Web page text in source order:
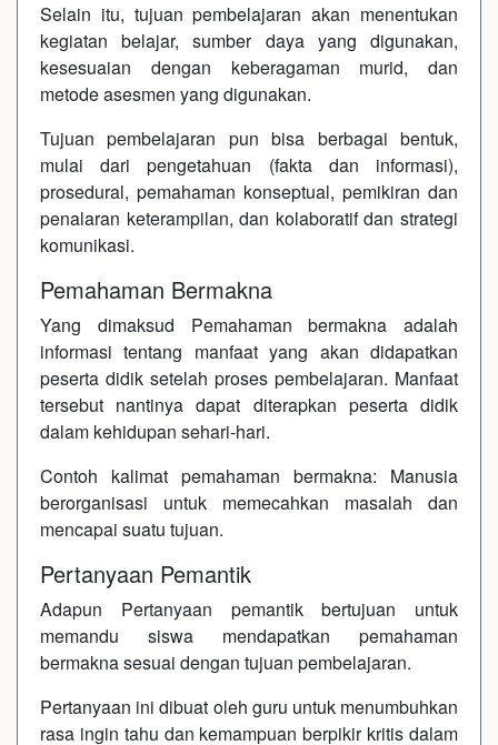
Selain itu, tujuan pembelajaran akan menentukan
kegiatan belajar, sumber daya yang digunakan,
kesesuaian dengan keberagaman murid, dan
metode asesmen yang digunakan.
Tujuan pembelajaran pun bisa berbagai bentuk,
mulai dari pengetahuan (fakta dan informasi),
prosedural, pemahaman konseptual, pemikiran dan
penalaran keterampilan, dan kolaboratif dan strategi
komunikasi.
Pemahaman Bermakna
Yang dimaksud Pemahaman bermakna adalah
informasi tentang manfaat yang akan didapatkan
peserta didik setelah proses pembelajaran. Manfaat
tersebut nantinya dapat diterapkan peserta didik
dalam kehidupan sehari-hari.
Contoh kalimat pemahaman bermakna: Manusia
berorganisasi untuk memecahkan masalah dan
mencapai suatu tujuan.
Pertanyaan Pemantik
Adapun Pertanyaan pemantik bertujuan untuk
memandu siswa mendapatkan pemahaman
bermakna sesuai dengan tujuan pembelajaran.
Pertanyaan ini dibuat oleh guru untuk menumbuhkan
rasa ingin tahu dan kemampuan berpikir kritis dalam